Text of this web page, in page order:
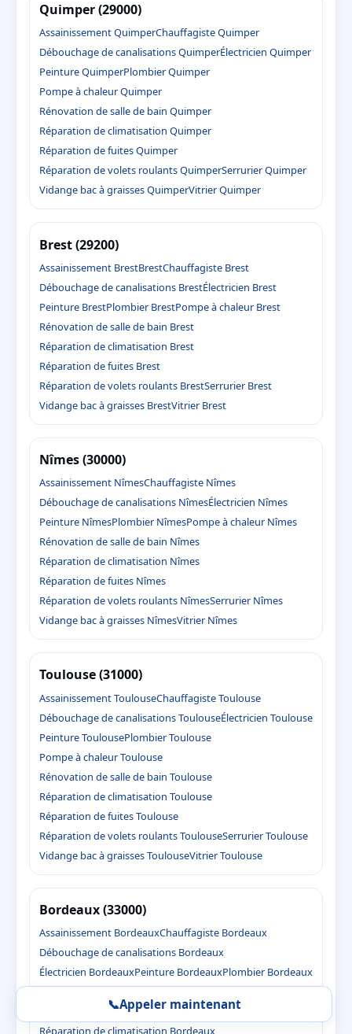
Quimper (29000)
Assainissement QuimperChauffagiste Quimper
Débouchage de canalisations QuimperÉlectricien Quimper
Peinture QuimperPlombier Quimper
Pompe à chaleur Quimper
Rénovation de salle de bain Quimper
Réparation de climatisation Quimper
Réparation de fuites Quimper
Réparation de volets roulants QuimperSerrurier Quimper
Vidange bac à graisses QuimperVitrier Quimper
Brest (29200)
Assainissement BrestBrestChauffagiste Brest
Débouchage de canalisations BrestÉlectricien Brest
Peinture BrestPlombier BrestPompe à chaleur Brest
Rénovation de salle de bain Brest
Réparation de climatisation Brest
Réparation de fuites Brest
Réparation de volets roulants BrestSerrurier Brest
Vidange bac à graisses BrestVitrier Brest
Nîmes (30000)
Assainissement NîmesChauffagiste Nîmes
Débouchage de canalisations NîmesÉlectricien Nîmes
Peinture NîmesPlombier NîmesPompe à chaleur Nîmes
Rénovation de salle de bain Nîmes
Réparation de climatisation Nîmes
Réparation de fuites Nîmes
Réparation de volets roulants NîmesSerrurier Nîmes
Vidange bac à graisses NîmesVitrier Nîmes
Toulouse (31000)
Assainissement ToulouseChauffagiste Toulouse
Débouchage de canalisations ToulouseÉlectricien Toulouse
Peinture ToulousePlombier Toulouse
Pompe à chaleur Toulouse
Rénovation de salle de bain Toulouse
Réparation de climatisation Toulouse
Réparation de fuites Toulouse
Réparation de volets roulants ToulouseSerrurier Toulouse
Vidange bac à graisses ToulouseVitrier Toulouse
Bordeaux (33000)
Assainissement BordeauxChauffagiste Bordeaux
Débouchage de canalisations Bordeaux
Électricien BordeauxPeinture BordeauxPlombier Bordeaux
Pompe à chaleur Bordeaux
Rénovation de salle de bain Bordeaux
Réparation de climatisation Bordeaux
📞Appeler maintenant